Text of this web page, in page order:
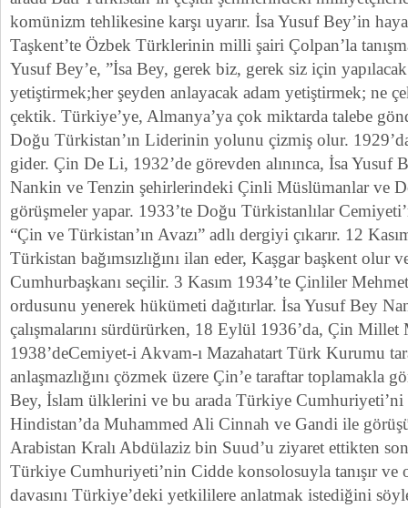
komünizm tehlikesine karşı uyarır. İsa Yusuf Bey’in
Taşkent’te Özbek Türklerinin milli şairi Çolpan’la
Yusuf Bey’e, ”İsa Bey, gerek biz, gerek siz için
yetiştirmek;her şeyden anlayacak adam yetiştirmek; ne
çektik. Türkiye’ye, Almanya’ya çok miktarda talebe
Doğu Türkistan’ın Liderinin yolunu çizmiş olur.
gider. Çin De Li, 1932’de görevden alınınca, İsa Yusuf
Nankin ve Tenzin şehirlerindeki Çinli Müslümanlar ve
görüşmeler yapar. 1933’te Doğu Türkistanlılar
“Çin ve Türkistan’ın Avazı” adlı dergiyi çıkarır. 12
Türkistan bağımsızlığını ilan eder, Kaşgar başkent olur
Cumhurbaşkanı seçilir. 3 Kasım 1934’te Çinliler
ordusunu yenerek hükümeti dağıtırlar. İsa Yusuf Bey
çalışmalarını sürdürürken, 18 Eylül 1936’da, Çin Millet
1938’deCemiyet-i Akvam-ı Mazahatart Türk Kurumu
anlaşmazlığını çözmek üzere Çin’e taraftar toplamakla
Bey, İslam ülklerini ve bu arada Türkiye Cumhuriyeti’ni
Hindistan’da Muhammed Ali Cinnah ve Gandi ile
Arabistan Kralı Abdülaziz bin Suud’u ziyaret ettikten
Türkiye Cumhuriyeti’nin Cidde konsolosuyla tanışır ve
davasını Türkiye’deki yetkililere anlatmak istediğini